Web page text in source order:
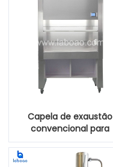
Capela de exaustão
convencional para
laboratório